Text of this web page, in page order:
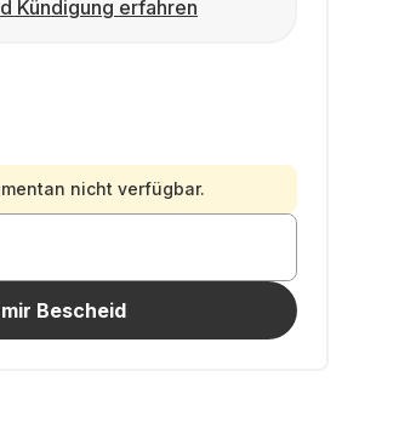
Kündigung erfahren
nicht verfügbar.
Bescheid